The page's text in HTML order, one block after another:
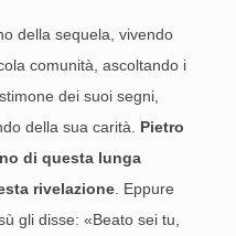
della sequela, vivendo
comunità, ascoltando i
dei suoi segni,
della sua carità. Pietro
di questa lunga
rivelazione . Eppure
gli disse: «Beato sei tu,